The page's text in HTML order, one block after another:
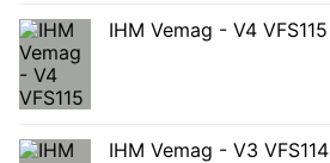
IHM Vemag - V4 VFS115
IHM Vemag - V3 VFS114